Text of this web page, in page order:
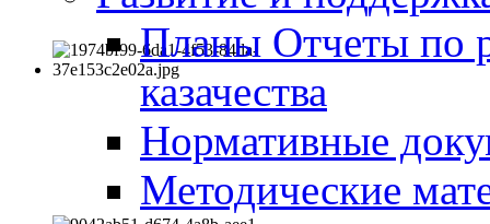
Планы Отчеты по
казачества
Нормативные
Методические